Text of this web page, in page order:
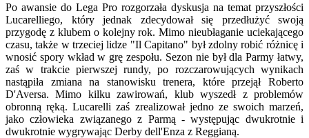
Po awansie do Lega Pro rozgorzała dyskusja na temat przyszłości
Lucarelliego, który jednak zdecydował się przedłużyć swoją
przygodę z klubem o kolejny rok. Mimo nieubłaganie uciekającego
czasu, także w trzeciej lidze "Il Capitano" był zdolny robić różnicę i
wnosić spory wkład w grę zespołu. Sezon nie był dla Parmy łatwy,
zaś w trakcie pierwszej rundy, po rozczarowujących wynikach
nastąpiła zmiana na stanowisku trenera, które przejął Roberto
D'Aversa. Mimo kilku zawirowań, klub wyszedł z problemów
obronną ręką. Lucarelli zaś zrealizował jedno ze swoich marzeń,
jako człowieka związanego z Parmą - występując dwukrotnie i
dwukrotnie wygrywając Derby dell'Enza z Reggianą.